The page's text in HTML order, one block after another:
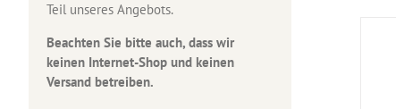
Teil unseres Angebots.
Beachten Sie bitte auch, dass wir
keinen Internet-Shop und keinen
Versand betreiben.